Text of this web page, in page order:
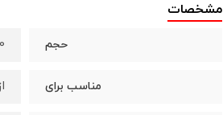
مشخصات
حجم
مناسب برای